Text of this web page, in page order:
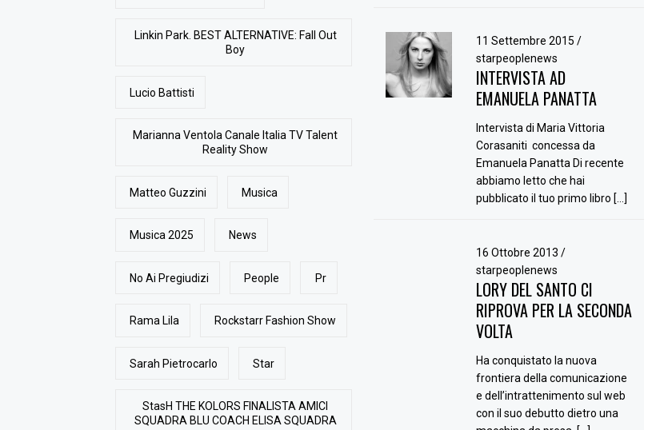
Linkin Park. BEST ALTERNATIVE: Fall Out
Boy
Lucio Battisti
Marianna Ventola Canale Italia TV Talent
Reality Show
Matteo Guzzini Musica
Musica 2025 News
No Ai Pregiudizi People Pr
Rama Lila Rockstarr Fashion Show
Sarah Pietrocarlo Star
StasH THE KOLORS FINALISTA AMICI
SQUADRA BLU COACH ELISA SQUADRA
11 Settembre 2015 /
starpeoplenews
INTERVISTA AD
EMANUELA PANATTA
Intervista di Maria Vittoria
Corasaniti concessa da
Emanuela Panatta Di recente
abbiamo letto che hai
pubblicato il tuo primo libro […]
16 Ottobre 2013 /
starpeoplenews
LORY DEL SANTO CI
RIPROVA PER LA SECONDA
VOLTA
Ha conquistato la nuova
frontiera della comunicazione
e dell’intrattenimento sul web
con il suo debutto dietro una